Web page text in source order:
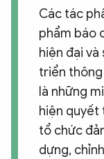
Các tác
phẩm báo
hiện đại
triển thông
là những
hiện quyết
tổ chức
dựng,